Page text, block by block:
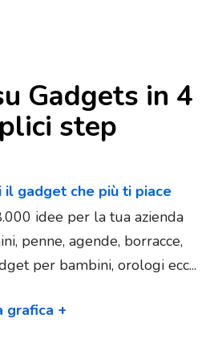
Gadgets in 4
step
il gadget che più ti piace
idee per la tua azienda
penne, agende, borracce,
per bambini, orologi ecc...
grafica +